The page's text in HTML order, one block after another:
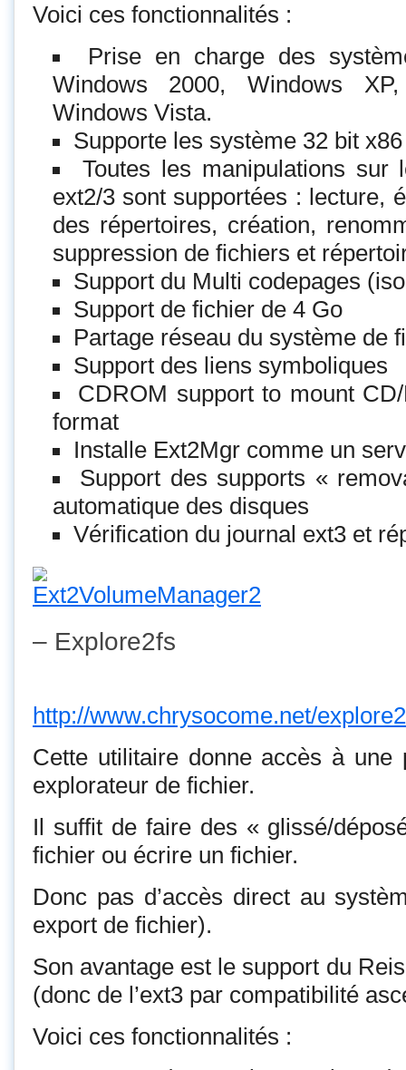
Voici ces fonctionnalités :
Prise en charge des
Windows 2000, Windows
Windows Vista.
Supporte les système 32 bit
Toutes les manipulations sur
ext2/3 sont supportées : lecture,
des répertoires, création,
suppression de fichiers et
Support du Multi codepages
Support de fichier de 4 Go
Partage réseau du système de
Support des liens symboliques
CDROM support to mount
format
Installe Ext2Mgr comme un
Support des supports «
automatique des disques
Vérification du journal ext3 et
– Explore2fs
http://www.chrysocome.net/
Cette utilitaire donne accès à une
explorateur de fichier.
Il suffit de faire des « glissé/
fichier ou écrire un fichier.
Donc pas d’accès direct au
export de fichier).
Son avantage est le support du
(donc de l’ext3 par compatibilité
Voici ces fonctionnalités :